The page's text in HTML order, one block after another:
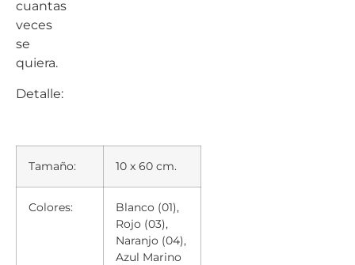
cuantas
veces
se
quiera.
Detalle:
Tamaño: 10 x 60 cm.
Colores:
Blanco (01),
Rojo (03),
Naranjo (04),
Azul Marino